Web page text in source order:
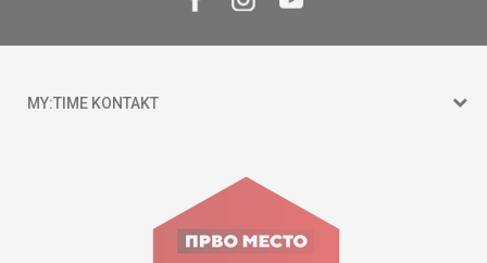
MY:TIME KONTAKT
Goce Nikolovski 74 Shkup
contact@mytime.mk